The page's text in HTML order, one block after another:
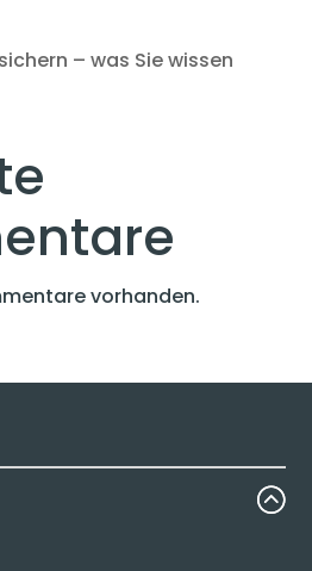
– was Sie wissen
vorhanden.